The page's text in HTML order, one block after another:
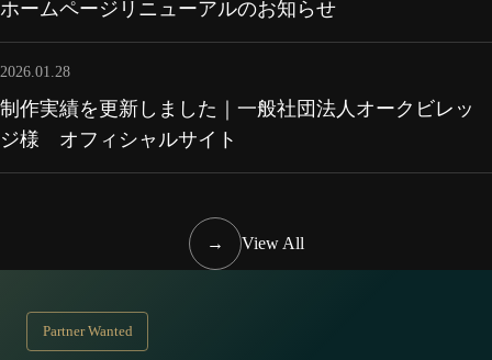
ホームページリニューアルのお知らせ
2026.01.28
制作実績を更新しました｜一般社団法人オークビレッ
ジ様 オフィシャルサイト
→ View All
Partner Wanted